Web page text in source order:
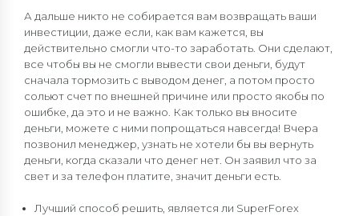
А дальше никто не собирается вам возвращать ваши
инвестиции, даже если, как вам кажется, вы
действительно смогли что-то заработать. Они сделают,
все чтобы вы не смогли вывести свои деньги, будут
сначала тормозить с выводом денег, а потом просто
сольют счет по внешней причине или просто якобы по
ошибке, да это и не важно. Как только вы вносите
деньги, можете с ними попрощаться навсегда! Вчера
позвонил менеджер, узнать не хотели бы вы вернуть
деньги, когда сказали что денег нет. Он заявил что за
свет и за телефон платите, значит деньги есть.
Лучший способ решить, является ли SuperForex